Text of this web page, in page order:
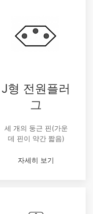
J형 전원플러
그
세 개의 둥근 핀(가운
데 핀이 약간 짧음)
자세히 보기